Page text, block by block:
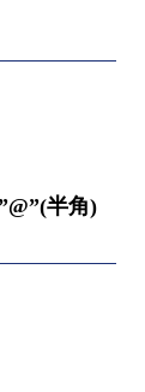
半角)